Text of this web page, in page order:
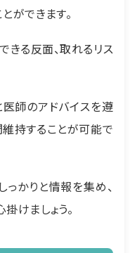
ができます。
る反面、取れるリス
医師のアドバイスを遵
持することが可能で
かりと情報を集め、
けましょう。